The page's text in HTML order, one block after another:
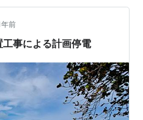
年前
事による計画停電